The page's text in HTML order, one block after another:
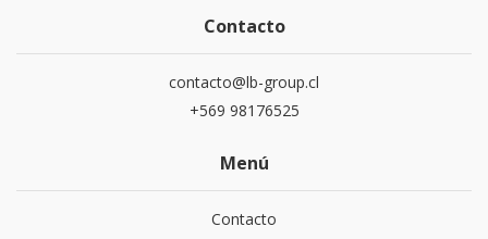
Contacto
contacto@lb-group.cl
+569 98176525
Menú
Contacto